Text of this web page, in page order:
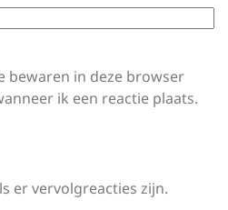
bewaren in deze browser
ik een reactie plaats.
er vervolgreacties zijn.